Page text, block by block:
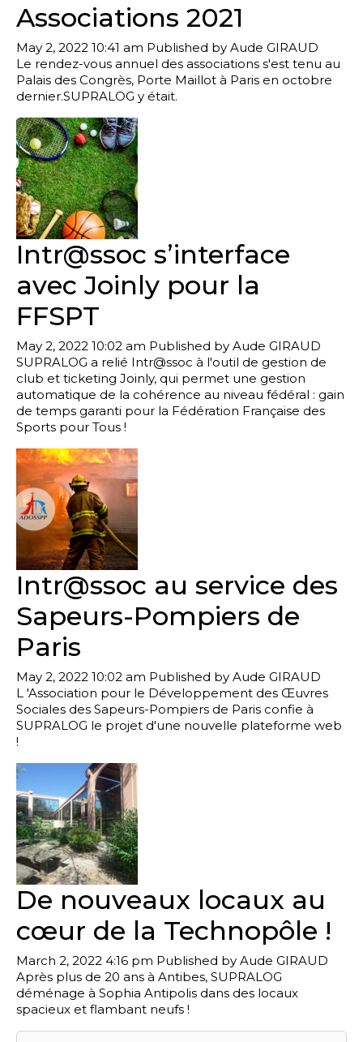
Associations 2021
May 2, 2022 10:41 am Published by Aude GIRAUD
Le rendez-vous annuel des associations s'est tenu au
Palais des Congrès, Porte Maillot à Paris en octobre
dernier.SUPRALOG y était.
Intr@ssoc s’interface
avec Joinly pour la
FFSPT
May 2, 2022 10:02 am Published by Aude GIRAUD
SUPRALOG a relié Intr@ssoc à l'outil de gestion de
club et ticketing Joinly, qui permet une gestion
automatique de la cohérence au niveau fédéral : gain
de temps garanti pour la Fédération Française des
Sports pour Tous !
Intr@ssoc au service des
Sapeurs-Pompiers de
Paris
May 2, 2022 10:02 am Published by Aude GIRAUD
L 'Association pour le Développement des Œuvres
Sociales des Sapeurs-Pompiers de Paris confie à
SUPRALOG le projet d'une nouvelle plateforme web
!
De nouveaux locaux au
cœur de la Technopôle !
March 2, 2022 4:16 pm Published by Aude GIRAUD
Après plus de 20 ans à Antibes, SUPRALOG
déménage à Sophia Antipolis dans des locaux
spacieux et flambant neufs !